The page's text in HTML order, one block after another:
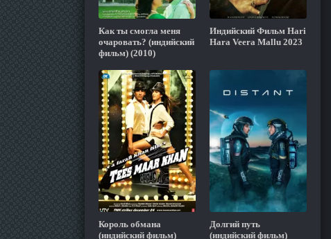
Как ты смогла меня
очаровать? (индийский
фильм) (2010)
Индийский Фильм Hari
Hara Veera Mallu 2023
Король обмана
(индийский фильм)
Долгий путь
(индийский фильм)